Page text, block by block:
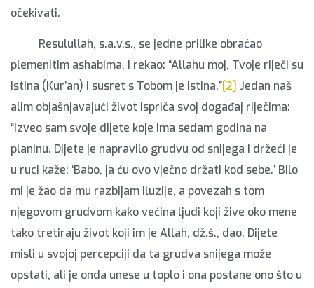
očekivati.
Resulullah, s.a.v.s., se jedne prilike obraćao
plemenitim ashabima, i rekao: “Allahu moj, Tvoje riječi su
istina (Kur’an) i susret s Tobom je istina.”[2] Jedan naš
alim objašnjavajući život ispriča svoj događaj riječima:
“Izveo sam svoje dijete koje ima sedam godina na
planinu. Dijete je napravilo grudvu od snijega i držeći je
u ruci kaže: ‘Babo, ja ću ovo vječno držati kod sebe.’ Bilo
mi je žao da mu razbijam iluzije, a povezah s tom
njegovom grudvom kako većina ljudi koji žive oko mene
tako tretiraju život koji im je Allah, dž.š., dao. Dijete
misli u svojoj percepciji da ta grudva snijega može
opstati, ali je onda unese u toplo i ona postane ono što u